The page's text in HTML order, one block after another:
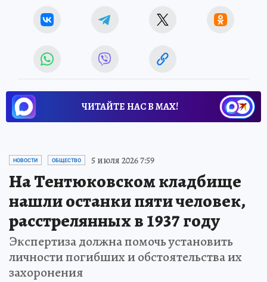
ЧИТАЙТЕ НАС В МАХ!
НОВОСТИ ОБЩЕСТВО 5 июля 2026 7:59
На Тентюковском кладбище
нашли останки пяти человек,
расстрелянных в 1937 году
Экспертиза должна помочь установить
личности погибших и обстоятельства их
захоронения